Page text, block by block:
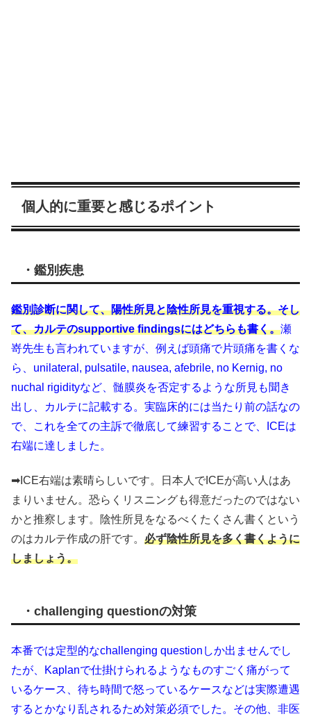
個人的に重要と感じるポイント
・鑑別疾患
鑑別診断に関して、陽性所見と陰性所見を重視する。そし
て、カルテのsupportive findingsにはどちらも書く。瀬
嵜先生も言われていますが、例えば頭痛で片頭痛を書くな
ら、unilateral, pulsatile, nausea, afebrile, no Kernig, no
nuchal rigidityなど、髄膜炎を否定するような所見も聞き
出し、カルテに記載する。実臨床的には当たり前の話なの
で、これを全ての主訴で徹底して練習することで、ICEは
右端に達しました。
➡ICE右端は素晴らしいです。日本人でICEが高い人はあ
まりいません。恐らくリスニングも得意だったのではない
かと推察します。陰性所見をなるべくたくさん書くという
のはカルテ作成の肝です。 必ず陰性所見を多く書くように
しましょう。
・challenging questionの対策
本番では定型的なchallenging questionしか出ませんでし
たが、Kaplanで仕掛けられるようなものすごく痛がって
いるケース、待ち時間で怒っているケースなどは実際遭遇
するとかなり乱されるため対策必須でした。その他、非医